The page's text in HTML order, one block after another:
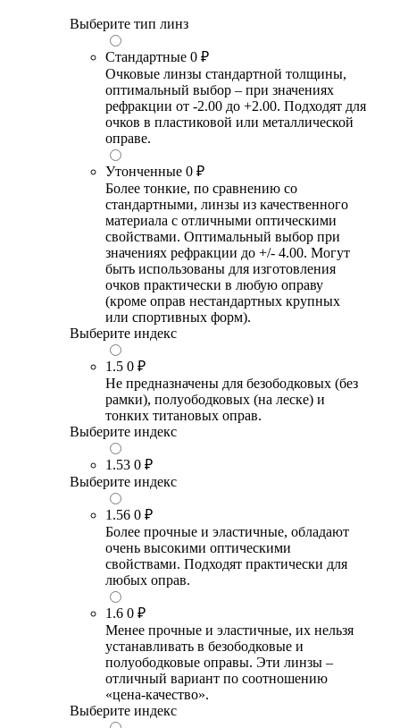
Выберите тип линз
Стандартные 0 ₽
Очковые линзы стандартной толщины,
оптимальный выбор – при значениях
рефракции от -2.00 до +2.00. Подходят для
очков в пластиковой или металлической
оправе.
Утонченные 0 ₽
Более тонкие, по сравнению со
стандартными, линзы из качественного
материала с отличными оптическими
свойствами. Оптимальный выбор при
значениях рефракции до +/- 4.00. Могут
быть использованы для изготовления
очков практически в любую оправу
(кроме оправ нестандартных крупных
или спортивных форм).
Выберите индекс
1.5 0 ₽
Не предназначены для безободковых (без
рамки), полуободковых (на леске) и
тонких титановых оправ.
Выберите индекс
1.53 0 ₽
Выберите индекс
1.56 0 ₽
Более прочные и эластичные, обладают
очень высокими оптическими
свойствами. Подходят практически для
любых оправ.
1.6 0 ₽
Менее прочные и эластичные, их нельзя
устанавливать в безободковые и
полуободковые оправы. Эти линзы –
отличный вариант по соотношению
«цена-качество».
Выберите индекс